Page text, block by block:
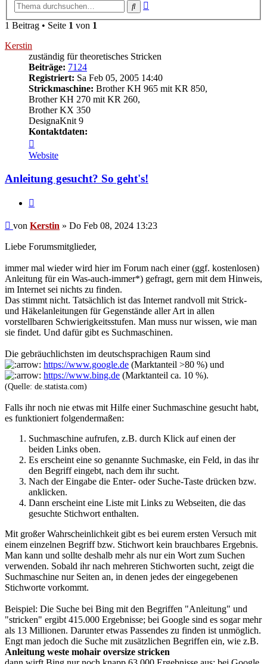
Suche
1 Beitrag • Seite 1 von 1
Kerstin
zuständig für theoretisches Stricken
Beiträge: 7124
Registriert: Sa Feb 05, 2005 14:40
Strickmaschine: Brother KH 965 mit KR 850,
Brother KH 270 mit KR 260,
Brother KX 350
DesignaKnit 9
Kontaktdaten:
von
Kerstin
Website
Anleitung gesucht? So geht's!
Beitrag
von Kerstin » Do Feb 08, 2024 13:23
Liebe Forumsmitglieder,
immer mal wieder wird hier im Forum nach einer (ggf. kostenlosen)
Anleitung für ein Was-auch-immer*) gefragt, gern mit dem Hinweis,
im Internet sei nichts zu finden.
Das stimmt nicht. Tatsächlich ist das Internet randvoll mit Strick-
und Häkelanleitungen für Gegenstände aller Art in allen
vorstellbaren Schwierigkeitsstufen. Man muss nur wissen, wie man
sie findet. Und dafür gibt es Suchmaschinen.
Die gebräuchlichsten im deutschsprachigen Raum sind
https://www.google.de (Marktanteil >80 %) und
https://www.bing.de (Marktanteil ca. 10 %).
(Quelle: de.statista.com)
Falls ihr noch nie etwas mit Hilfe einer Suchmaschine gesucht habt,
es funktioniert folgendermaßen:
Suchmaschine aufrufen, z.B. durch Klick auf einen der
beiden Links oben.
Es erscheint eine so genannte Suchmaske, ein Feld, in das ihr
den Begriff eingebt, nach dem ihr sucht.
Nach der Eingabe die Enter- oder Suche-Taste drücken bzw.
anklicken.
Dann erscheint eine Liste mit Links zu Webseiten, die das
gesuchte Stichwort enthalten.
Mit großer Wahrscheinlichkeit gibt es bei eurem ersten Versuch mit
einem einzelnen Begriff bzw. Stichwort kein brauchbares Ergebnis.
Man kann und sollte deshalb mehr als nur ein Wort zum Suchen
verwenden. Sobald ihr nach mehreren Stichworten sucht, zeigt die
Suchmaschine nur Seiten an, in denen jedes der eingegebenen
Stichworte vorkommt.
Beispiel: Die Suche bei Bing mit den Begriffen "Anleitung" und
"stricken" ergibt 415.000 Ergebnisse; bei Google sind es sogar mehr
als 13 Millionen. Darunter etwas Passendes zu finden ist unmöglich.
Engt man jedoch die Suche mit zusätzlichen Begriffen ein, wie z.B.
Anleitung weste mohair oversize stricken